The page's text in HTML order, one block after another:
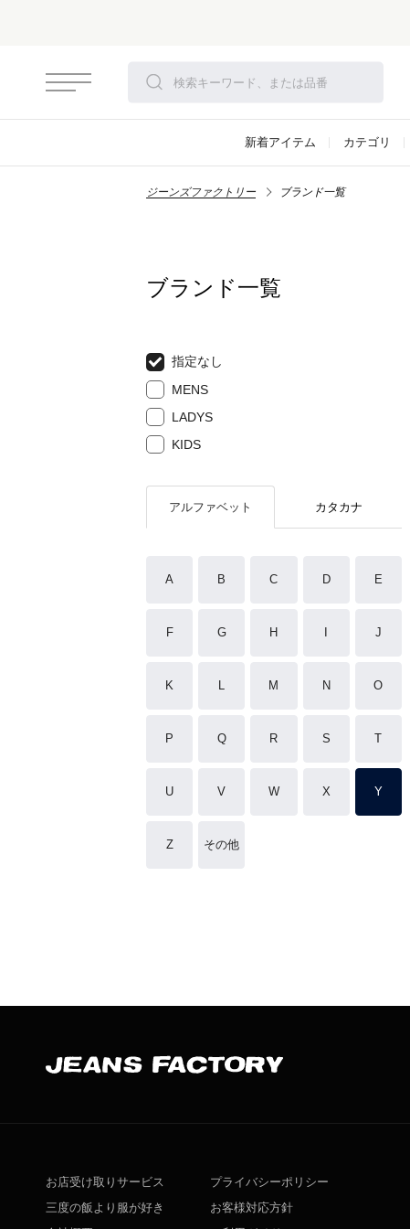
新着アイテム カテゴリ
ジーンズファクトリー ブランド一覧
ブランド一覧
指定なし
MENS
LADYS
KIDS
アルファベット カタカナ
A B C D E
F G H J
K L M N O
P Q R S T
U V W X Y
Z その他
お店受け取りサービス
三度の飯より服が好き
プライバシーポリシー
お客様対応方針